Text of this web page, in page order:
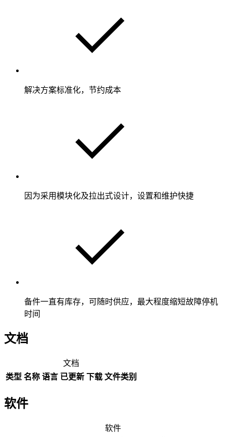
解决方案标准化，节约成本
因为采用模块化及拉出式设计，设置和维护快捷
备件一直有库存，可随时供应，最大程度缩短故障停机
时间
文档
文档
类型 名称 语言 已更新 下载 文件类别
软件
软件